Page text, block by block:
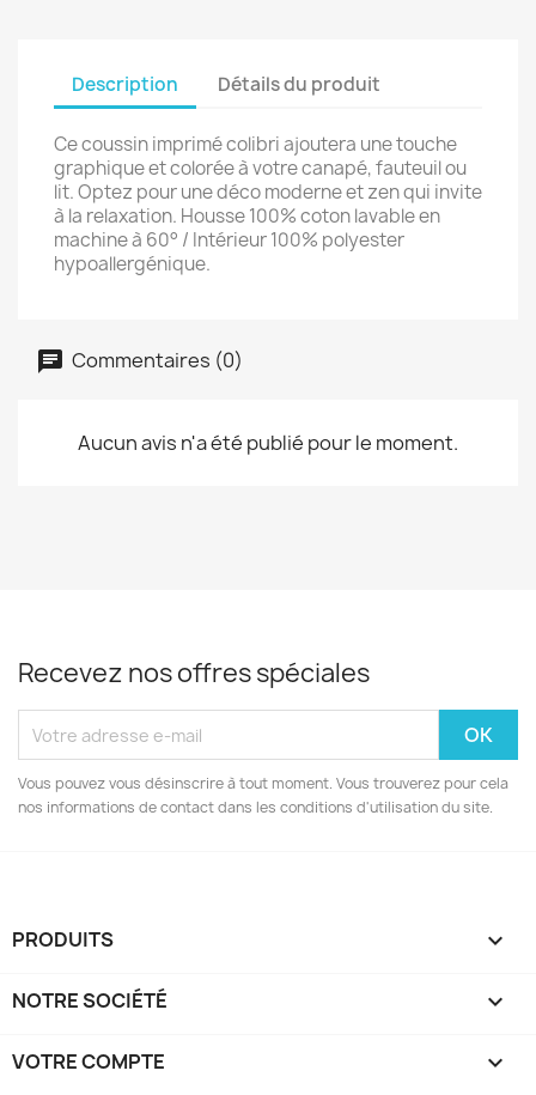
Description Détails du produit
Ce coussin imprimé colibri ajoutera une touche
graphique et colorée à votre canapé, fauteuil ou
lit. Optez pour une déco moderne et zen qui invite
à la relaxation. Housse 100% coton lavable en
machine à 60° / Intérieur 100% polyester
hypoallergénique.
Commentaires (0)
Aucun avis n'a été publié pour le moment.
Recevez nos offres spéciales
Vous pouvez vous désinscrire à tout moment. Vous trouverez pour cela
nos informations de contact dans les conditions d'utilisation du site.
PRODUITS 
NOTRE SOCIÉTÉ 
VOTRE COMPTE 